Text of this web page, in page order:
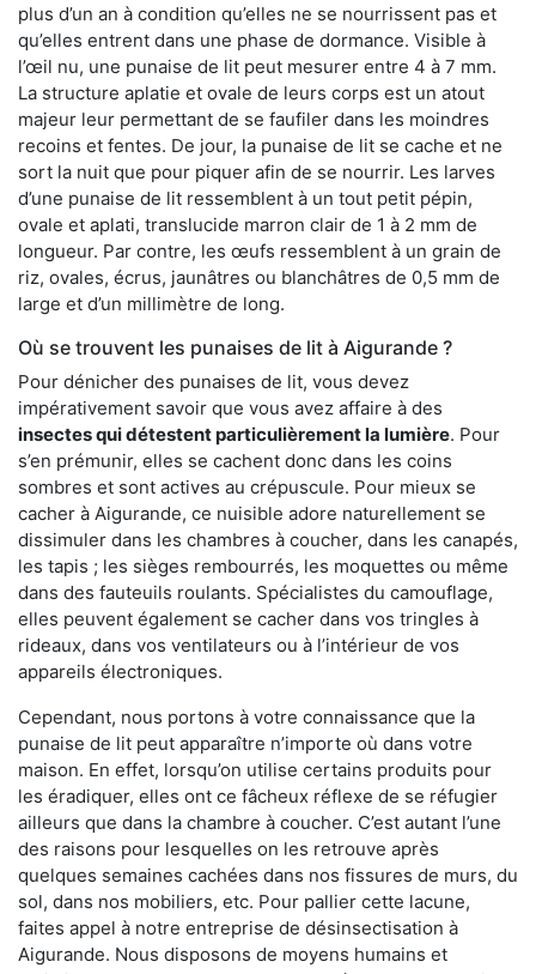
plus d’un an à condition qu’elles ne se nourrissent pas et
qu’elles entrent dans une phase de dormance. Visible à
l’œil nu, une punaise de lit peut mesurer entre 4 à 7 mm.
La structure aplatie et ovale de leurs corps est un atout
majeur leur permettant de se faufiler dans les moindres
recoins et fentes. De jour, la punaise de lit se cache et ne
sort la nuit que pour piquer afin de se nourrir. Les larves
d’une punaise de lit ressemblent à un tout petit pépin,
ovale et aplati, translucide marron clair de 1 à 2 mm de
longueur. Par contre, les œufs ressemblent à un grain de
riz, ovales, écrus, jaunâtres ou blanchâtres de 0,5 mm de
large et d’un millimètre de long.
Où se trouvent les punaises de lit à Aigurande ?
Pour dénicher des punaises de lit, vous devez
impérativement savoir que vous avez affaire à des
insectes qui détestent particulièrement la lumière. Pour
s’en prémunir, elles se cachent donc dans les coins
sombres et sont actives au crépuscule. Pour mieux se
cacher à Aigurande, ce nuisible adore naturellement se
dissimuler dans les chambres à coucher, dans les canapés,
les tapis ; les sièges rembourrés, les moquettes ou même
dans des fauteuils roulants. Spécialistes du camouflage,
elles peuvent également se cacher dans vos tringles à
rideaux, dans vos ventilateurs ou à l’intérieur de vos
appareils électroniques.
Cependant, nous portons à votre connaissance que la
punaise de lit peut apparaître n’importe où dans votre
maison. En effet, lorsqu’on utilise certains produits pour
les éradiquer, elles ont ce fâcheux réflexe de se réfugier
ailleurs que dans la chambre à coucher. C’est autant l’une
des raisons pour lesquelles on les retrouve après
quelques semaines cachées dans nos fissures de murs, du
sol, dans nos mobiliers, etc. Pour pallier cette lacune,
faites appel à notre entreprise de désinsectisation à
Aigurande. Nous disposons de moyens humains et